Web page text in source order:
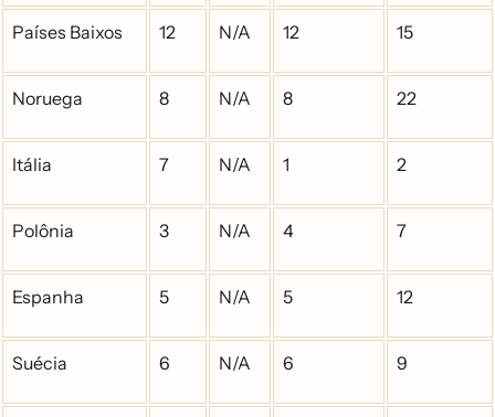
Países Baixos 12 N/A 12 15
Noruega 8 N/A 8 22
Itália 7 N/A 1 2
Polônia 3 N/A 4 7
Espanha 5 N/A 5 12
Suécia 6 N/A 6 9